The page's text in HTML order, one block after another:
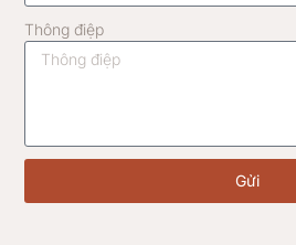
Thông điệp
Gửi